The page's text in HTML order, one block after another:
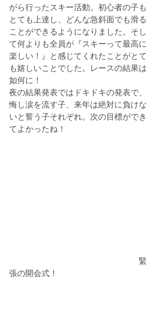
がら行ったスキー活動。初心者の子も
とても上達し、どんな急斜面でも滑る
ことができるようになりました。そし
て何よりも全員が『スキーって最高に
楽しい！』と感じてくれたことがとて
も嬉しいことでした。レースの結果は
如何に！
夜の結果発表ではドキドキの発表で、
悔し涙を流す子、来年は絶対に負けな
いと誓う子それぞれ。次の目標ができ
てよかったね！
緊
張の開会式！